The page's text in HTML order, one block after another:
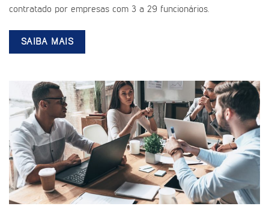
contratado por empresas com 3 a 29 funcionários.
SAIBA MAIS